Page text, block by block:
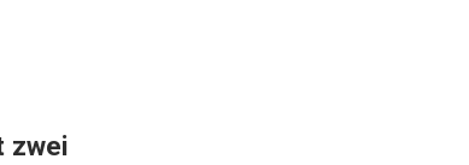
zwei